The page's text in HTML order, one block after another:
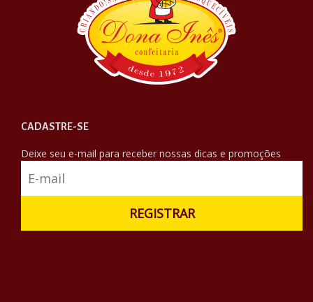
CADASTRE-SE
Deixe seu e-mail para receber nossas dicas e promoções